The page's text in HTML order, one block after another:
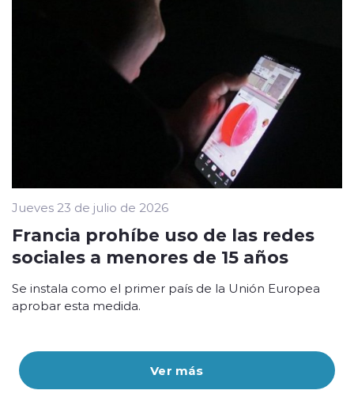
Ver más
Jueves 23 de julio de 2026
Francia prohíbe uso de las redes
sociales a menores de 15 años
Se instala como el primer país de la Unión Europea
aprobar esta medida.